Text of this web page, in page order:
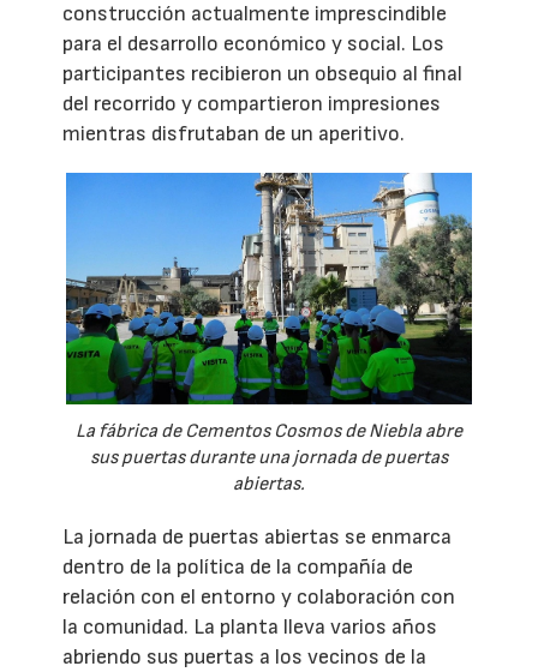
construcción actualmente imprescindible
para el desarrollo económico y social. Los
participantes recibieron un obsequio al final
del recorrido y compartieron impresiones
mientras disfrutaban de un aperitivo.
La fábrica de Cementos Cosmos de Niebla abre
sus puertas durante una jornada de puertas
abiertas.
La jornada de puertas abiertas se enmarca
dentro de la política de la compañía de
relación con el entorno y colaboración con
la comunidad. La planta lleva varios años
abriendo sus puertas a los vecinos de la